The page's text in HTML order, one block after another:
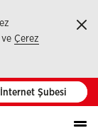
ve Çerez
İnternet Şubesi